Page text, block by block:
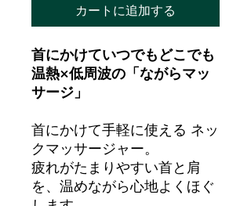
カートに追加する
首にかけていつでもどこでも
温熱×低周波の「ながらマッ
サージ」
首にかけて手軽に使える ネッ
クマッサージャー。
疲れがたまりやすい首と肩
を、温めながら心地よくほぐ